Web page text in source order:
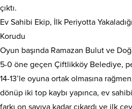
çıktı.
Ev Sahibi Ekip, İlk Periyotta
Korudu
Oyun başında Ramazan Bulut ve
5-0 öne geçen Çiftlikköy Belediye,
14-13’le oyuna ortak olmasına
dönüp iki top kaybı yapınca, ev